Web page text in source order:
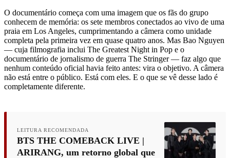
O documentário começa com uma imagem que os fãs do grupo
conhecem de memória: os sete membros conectados ao vivo de uma
praia em Los Angeles, cumprimentando a câmera como unidade
completa pela primeira vez em quase quatro anos. Mas Bao Nguyen
— cuja filmografia inclui The Greatest Night in Pop e o
documentário de jornalismo de guerra The Stringer — faz algo que
nenhum conteúdo oficial havia feito antes: vira o objetivo. A câmera
não está entre o público. Está com eles. E o que se vê desse lado é
completamente diferente.
LEITURA RECOMENDADA
BTS THE COMEBACK LIVE |
ARIRANG, um retorno global que